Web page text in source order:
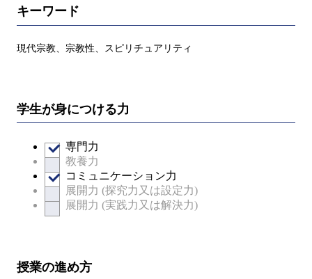
キーワード
現代宗教、宗教性、スピリチュアリティ
学生が身につける力
専門力
教養力
コミュニケーション力
展開力 (探究力又は設定力)
展開力 (実践力又は解決力)
授業の進め方